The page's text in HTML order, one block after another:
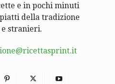
e in pochi minuti
della tradizione
stranieri.